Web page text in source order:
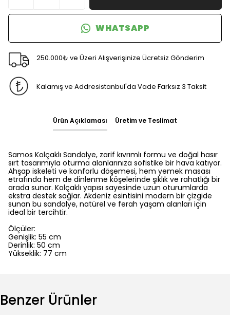
WHATSAPP
250.000₺ ve Üzeri Alışverişinize Ücretsiz Gönderim
Kalamış ve Addresistanbul'da Vade Farksız 3 Taksit
Ürün Açıklaması Üretim ve Teslimat
Samos Kolçaklı Sandalye, zarif kıvrımlı formu ve doğal hasır
sırt tasarımıyla oturma alanlarınıza sofistike bir hava katıyor.
Ahşap iskeleti ve konforlu döşemesi, hem yemek masası
etrafında hem de dinlenme köşelerinde şıklık ve rahatlığı bir
arada sunar. Kolçaklı yapısı sayesinde uzun oturumlarda
ekstra destek sağlar. Akdeniz esintisini modern bir çizgide
sunan bu sandalye, natürel ve ferah yaşam alanları için
ideal bir tercihtir.
Ölçüler:
Genişlik: 55 cm
Derinlik: 50 cm
Yükseklik: 77 cm
Benzer Ürünler